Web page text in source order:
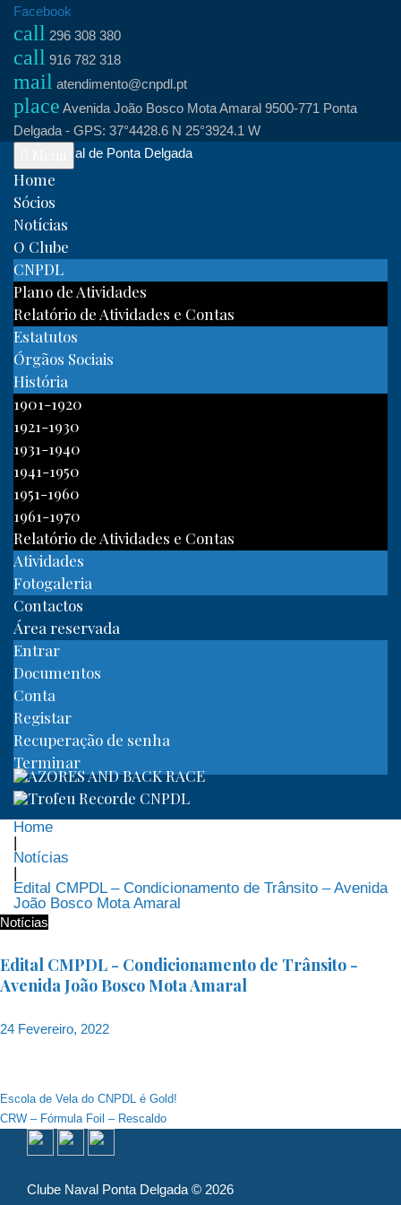
Skip
content
Facebook
call 296 308 380
call 916 782 318
mail atendimento@cnpdl.pt
place Avenida João Bosco Mota Amaral 9500-771 Ponta
Delgada - GPS: 37°4428.6 N 25°3924.1 W
Clube Naval de Ponta Delgada
Home
Sócios
Notícias
O Clube
CNPDL
Plano de Atividades
Relatório de Atividades e Contas
Estatutos
Órgãos Sociais
História
1901-1920
1921-1930
1931-1940
1941-1950
1951-1960
1961-1970
Relatório de Atividades e Contas
Atividades
Fotogaleria
Contactos
Área reservada
Entrar
Documentos
Conta
Registar
Recuperação de senha
Terminar
Home
|
Notícias
|
Edital CMPDL – Condicionamento de Trânsito – Avenida
João Bosco Mota Amaral
Notícias
Edital CMPDL - Condicionamento de Trânsito -
Avenida João Bosco Mota Amaral
24 Fevereiro, 2022
Navegação
de
artigos
Escola de Vela do CNPDL é Gold!
CRW – Fórmula Foil – Rescaldo
Clube Naval Ponta Delgada © 2026